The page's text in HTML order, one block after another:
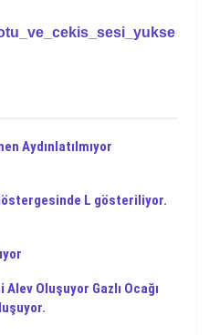
Aydınlatılmıyor
L gösteriliyor.
Alev Oluşuyor Gazlı Ocağı